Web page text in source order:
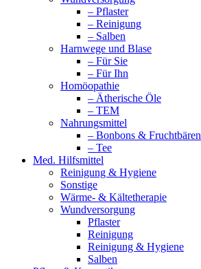
– Pflaster
– Reinigung
– Salben
Harnwege und Blase
– Für Sie
– Für Ihn
Homöopathie
– Ätherische Öle
– TEM
Nahrungsmittel
– Bonbons & Fruchtbären
– Tee
Med. Hilfsmittel
Reinigung & Hygiene
Sonstige
Wärme- & Kältetherapie
Wundversorgung
Pflaster
Reinigung
Reinigung & Hygiene
Salben